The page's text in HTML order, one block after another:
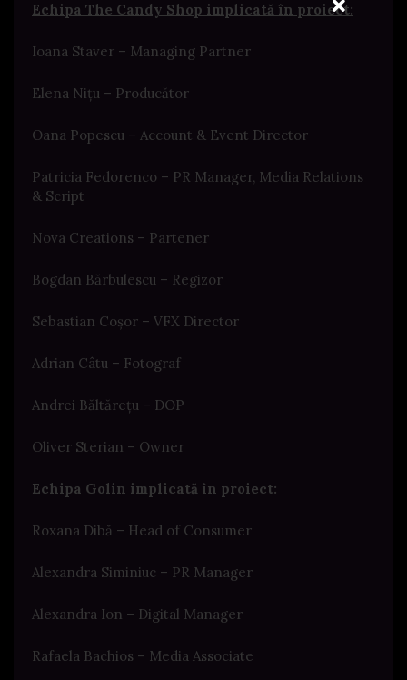
Echipa The Candy Shop implicată în proiect:
Ioana Staver – Managing Partner
Elena Nițu – Producător
Oana Popescu – Account & Event Director
Patricia Fedorenco – PR Manager, Media Relations
& Script
Nova Creations – Partener
Bogdan Bărbulescu – Regizor
Sebastian Coșor – VFX Director
Adrian Câtu – Fotograf
Andrei Băltărețu – DOP
Oliver Sterian – Owner
Echipa Golin implicată în proiect:
Roxana Dibă – Head of Consumer
Alexandra Siminiuc – PR Manager
Alexandra Ion – Digital Manager
Rafaela Bachios – Media Associate